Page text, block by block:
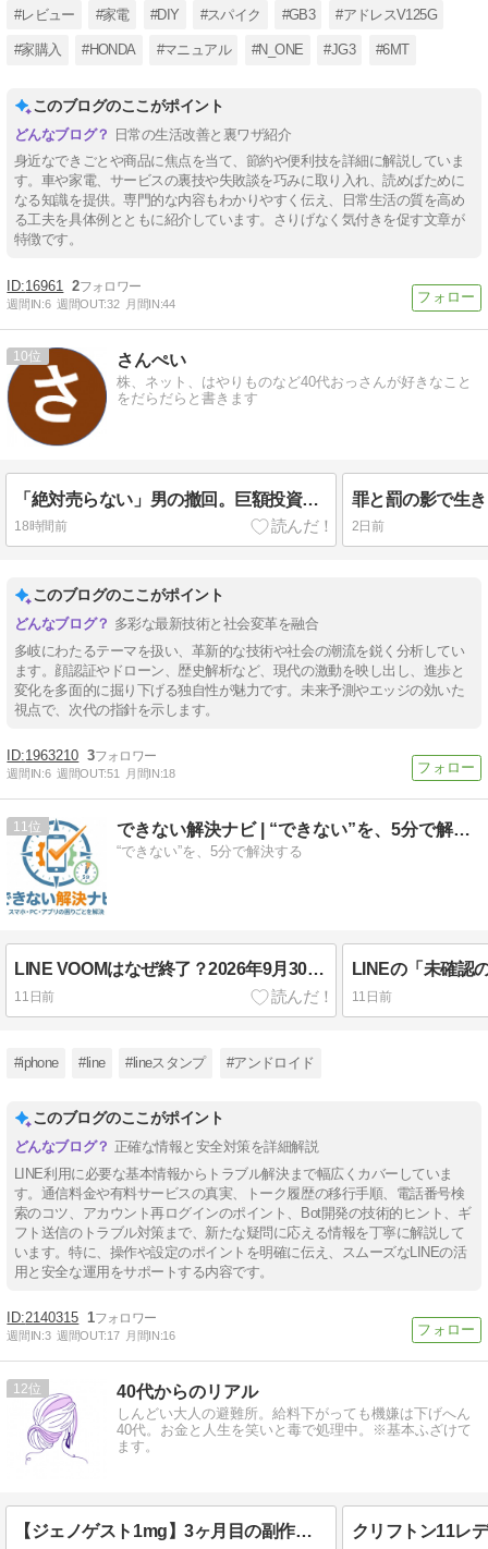
#レビュー #家電 #DIY #スパイク #GB3 #アドレスV125G
#家購入 #HONDA #マニュアル #N_ONE #JG3 #6MT
このブログのここがポイント
日常の生活改善と裏ワザ紹介
身近なできごとや商品に焦点を当て、節約や便利技を詳細に解説していま
す。車や家電、サービスの裏技や失敗談を巧みに取り入れ、読めばために
なる知識を提供。専門的な内容もわかりやすく伝え、日常生活の質を高め
る工夫を具体例とともに紹介しています。さりげなく気付きを促す文章が
特徴です。
16961 2
週間IN:6 週間OUT:32 月間IN:44
10 さんぺい
株、ネット、はやりものなど40代おっさんが好きなこと
をだらだらと書きます
「絶対売らない」男の撤回。巨額投資家を翻弄する暗号資産市場のリアル
18時間前 2日前
このブログのここがポイント
多彩な最新技術と社会変革を融合
多岐にわたるテーマを扱い、革新的な技術や社会の潮流を鋭く分析してい
ます。顔認証やドローン、歴史解析など、現代の激動を映し出し、進歩と
変化を多面的に掘り下げる独自性が魅力です。未来予測やエッジの効いた
視点で、次代の指針を示します。
1963210 3
週間IN:6 週間OUT:51 月間IN:18
11 できない解決ナビ | “できない”を、5分で解決する
“できない”を、5分で解決する
LINE VOOMはなぜ終了？2026年9月30日までに投稿を保存する方法
11日前 11日前
#iphone #line #lineスタンプ #アンドロイド
このブログのここがポイント
正確な情報と安全対策を詳細解説
LINE利用に必要な基本情報からトラブル解決まで幅広くカバーしていま
す。通信料金や有料サービスの真実、トーク履歴の移行手順、電話番号検
索のコツ、アカウント再ログインのポイント、Bot開発の技術的ヒント、ギ
フト送信のトラブル対策まで、新たな疑問に応える情報を丁寧に解説して
います。特に、操作や設定のポイントを明確に伝え、スムーズなLINEの活
用と安全な運用をサポートする内容です。
2140315 1
週間IN:3 週間OUT:17 月間IN:16
12 40代からのリアル
しんどい大人の避難所。給料下がっても機嫌は下げへん
40代。お金と人生を笑いと毒で処理中。※基本ふざけて
ます。
【ジェノゲスト1mg】3ヶ月目の副作用レビュー｜体は慣れてきた。でも頭痛、お前はまだおるんか